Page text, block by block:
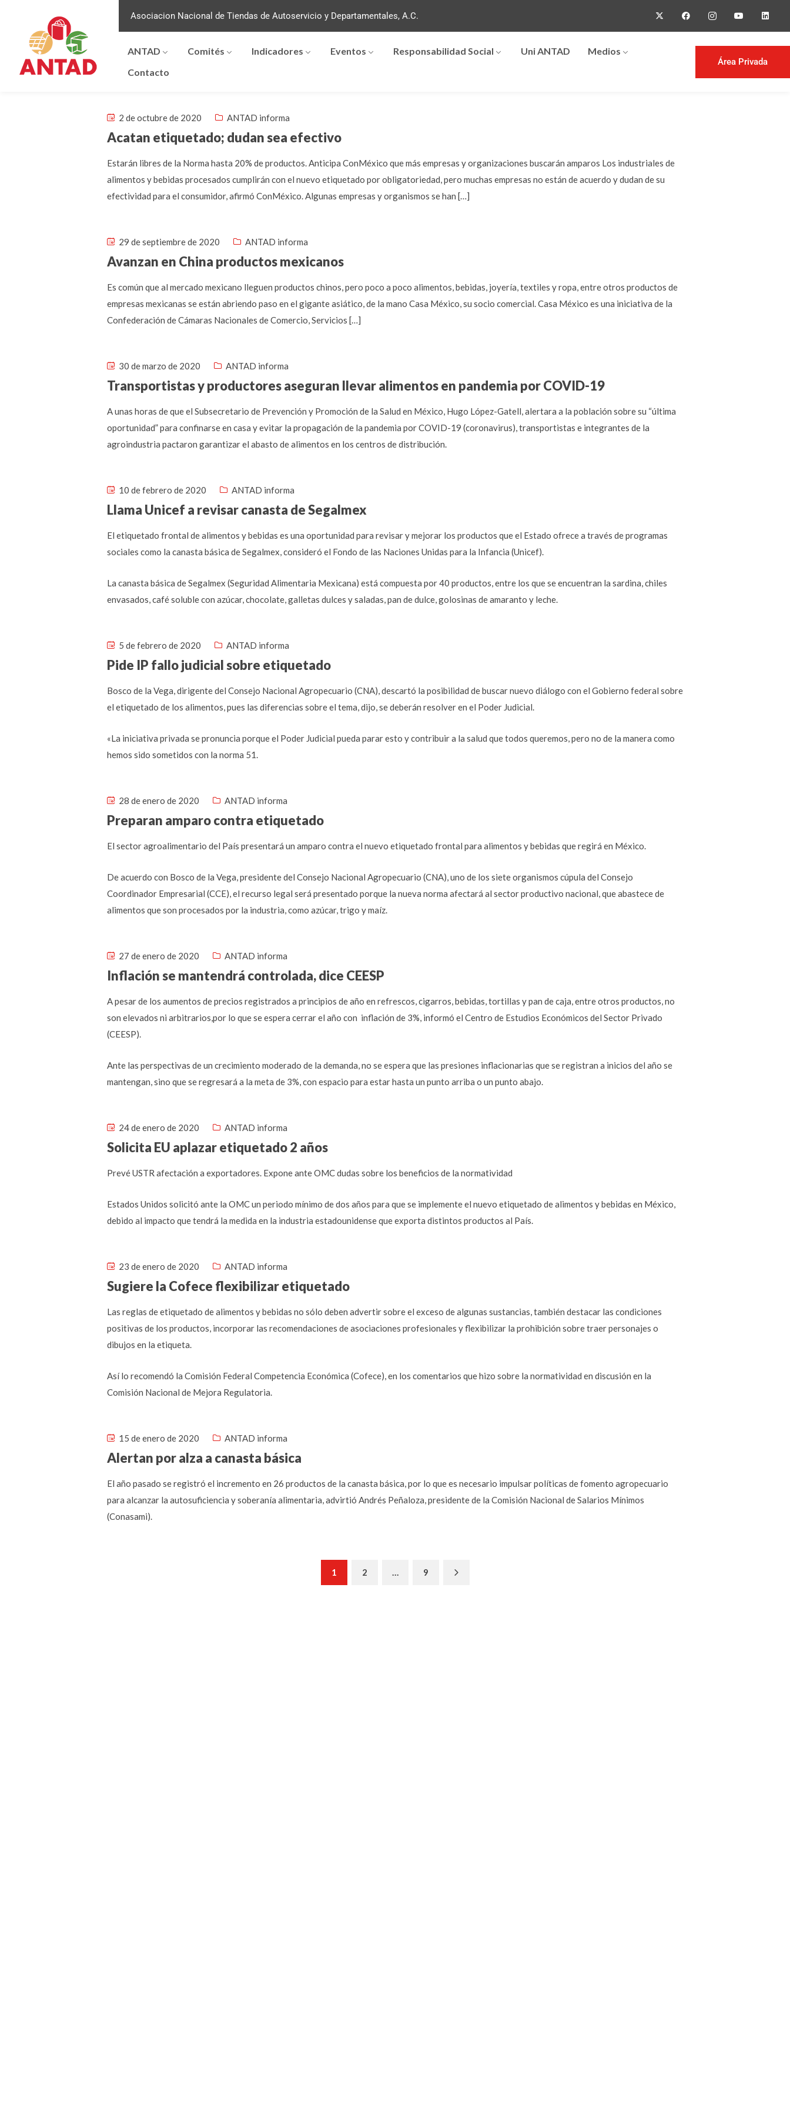
Asociacion Nacional de Tiendas de Autoservicio y Departamentales, A.C.
ANTAD Comités Indicadores Eventos Responsabilidad Social Uni ANTAD
Medios
Contacto
Área Privada
2 de octubre de 2020 ANTAD informa
Acatan etiquetado; dudan sea efectivo
Estarán libres de la Norma hasta 20% de productos. Anticipa ConMéxico que más empresas y organizaciones buscarán amparos Los industriales de
alimentos y bebidas procesados cumplirán con el nuevo etiquetado por obligatoriedad, pero muchas empresas no están de acuerdo y dudan de su
efectividad para el consumidor, afirmó ConMéxico. Algunas empresas y organismos se han […]
29 de septiembre de 2020 ANTAD informa
Avanzan en China productos mexicanos
Es común que al mercado mexicano lleguen productos chinos, pero poco a poco alimentos, bebidas, joyería, textiles y ropa, entre otros productos de
empresas mexicanas se están abriendo paso en el gigante asiático, de la mano Casa México, su socio comercial. Casa México es una iniciativa de la
Confederación de Cámaras Nacionales de Comercio, Servicios […]
30 de marzo de 2020 ANTAD informa
Transportistas y productores aseguran llevar alimentos en pandemia por COVID-19
A unas horas de que el Subsecretario de Prevención y Promoción de la Salud en México, Hugo López-Gatell, alertara a la población sobre su “última
oportunidad” para confinarse en casa y evitar la propagación de la pandemia por COVID-19 (coronavirus), transportistas e integrantes de la
agroindustria pactaron garantizar el abasto de alimentos en los centros de distribución.
10 de febrero de 2020 ANTAD informa
Llama Unicef a revisar canasta de Segalmex
El etiquetado frontal de alimentos y bebidas es una oportunidad para revisar y mejorar los productos que el Estado ofrece a través de programas
sociales como la canasta básica de Segalmex, consideró el Fondo de las Naciones Unidas para la Infancia (Unicef).
La canasta básica de Segalmex (Seguridad Alimentaria Mexicana) está compuesta por 40 productos, entre los que se encuentran la sardina, chiles
envasados, café soluble con azúcar, chocolate, galletas dulces y saladas, pan de dulce, golosinas de amaranto y leche.
5 de febrero de 2020 ANTAD informa
Pide IP fallo judicial sobre etiquetado
Bosco de la Vega, dirigente del Consejo Nacional Agropecuario (CNA), descartó la posibilidad de buscar nuevo diálogo con el Gobierno federal sobre
el etiquetado de los alimentos, pues las diferencias sobre el tema, dijo, se deberán resolver en el Poder Judicial.
«La iniciativa privada se pronuncia porque el Poder Judicial pueda parar esto y contribuir a la salud que todos queremos, pero no de la manera como
hemos sido sometidos con la norma 51.
28 de enero de 2020 ANTAD informa
Preparan amparo contra etiquetado
El sector agroalimentario del País presentará un amparo contra el nuevo etiquetado frontal para alimentos y bebidas que regirá en México.
De acuerdo con Bosco de la Vega, presidente del Consejo Nacional Agropecuario (CNA), uno de los siete organismos cúpula del Consejo
Coordinador Empresarial (CCE), el recurso legal será presentado porque la nueva norma afectará al sector productivo nacional, que abastece de
alimentos que son procesados por la industria, como azúcar, trigo y maíz.
27 de enero de 2020 ANTAD informa
Inflación se mantendrá controlada, dice CEESP
A pesar de los aumentos de precios registrados a principios de año en refrescos, cigarros, bebidas, tortillas y pan de caja, entre otros productos, no
son elevados ni arbitrarios,por lo que se espera cerrar el año con inflación de 3%, informó el Centro de Estudios Económicos del Sector Privado
(CEESP).
Ante las perspectivas de un crecimiento moderado de la demanda, no se espera que las presiones inflacionarias que se registran a inicios del año se
mantengan, sino que se regresará a la meta de 3%, con espacio para estar hasta un punto arriba o un punto abajo.
24 de enero de 2020 ANTAD informa
Solicita EU aplazar etiquetado 2 años
Prevé USTR afectación a exportadores. Expone ante OMC dudas sobre los beneficios de la normatividad
Estados Unidos solicitó ante la OMC un periodo mínimo de dos años para que se implemente el nuevo etiquetado de alimentos y bebidas en México,
debido al impacto que tendrá la medida en la industria estadounidense que exporta distintos productos al País.
23 de enero de 2020 ANTAD informa
Sugiere la Cofece flexibilizar etiquetado
Las reglas de etiquetado de alimentos y bebidas no sólo deben advertir sobre el exceso de algunas sustancias, también destacar las condiciones
positivas de los productos, incorporar las recomendaciones de asociaciones profesionales y flexibilizar la prohibición sobre traer personajes o
dibujos en la etiqueta.
Así lo recomendó la Comisión Federal Competencia Económica (Cofece), en los comentarios que hizo sobre la normatividad en discusión en la
Comisión Nacional de Mejora Regulatoria.
15 de enero de 2020 ANTAD informa
Alertan por alza a canasta básica
El año pasado se registró el incremento en 26 productos de la canasta básica, por lo que es necesario impulsar políticas de fomento agropecuario
para alcanzar la autosuficiencia y soberanía alimentaria, advirtió Andrés Peñaloza, presidente de la Comisión Nacional de Salarios Mínimos
(Conasami).
1 2 … 9